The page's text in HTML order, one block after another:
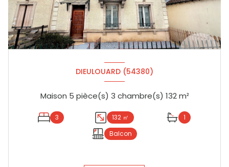
DIEULOUARD (54380)
Maison 5 pièce(s) 3 chambre(s) 132 m²
3 132 ㎡
1
Balcon